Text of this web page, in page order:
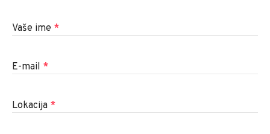
Vaše ime *
E-mail *
Lokacija *